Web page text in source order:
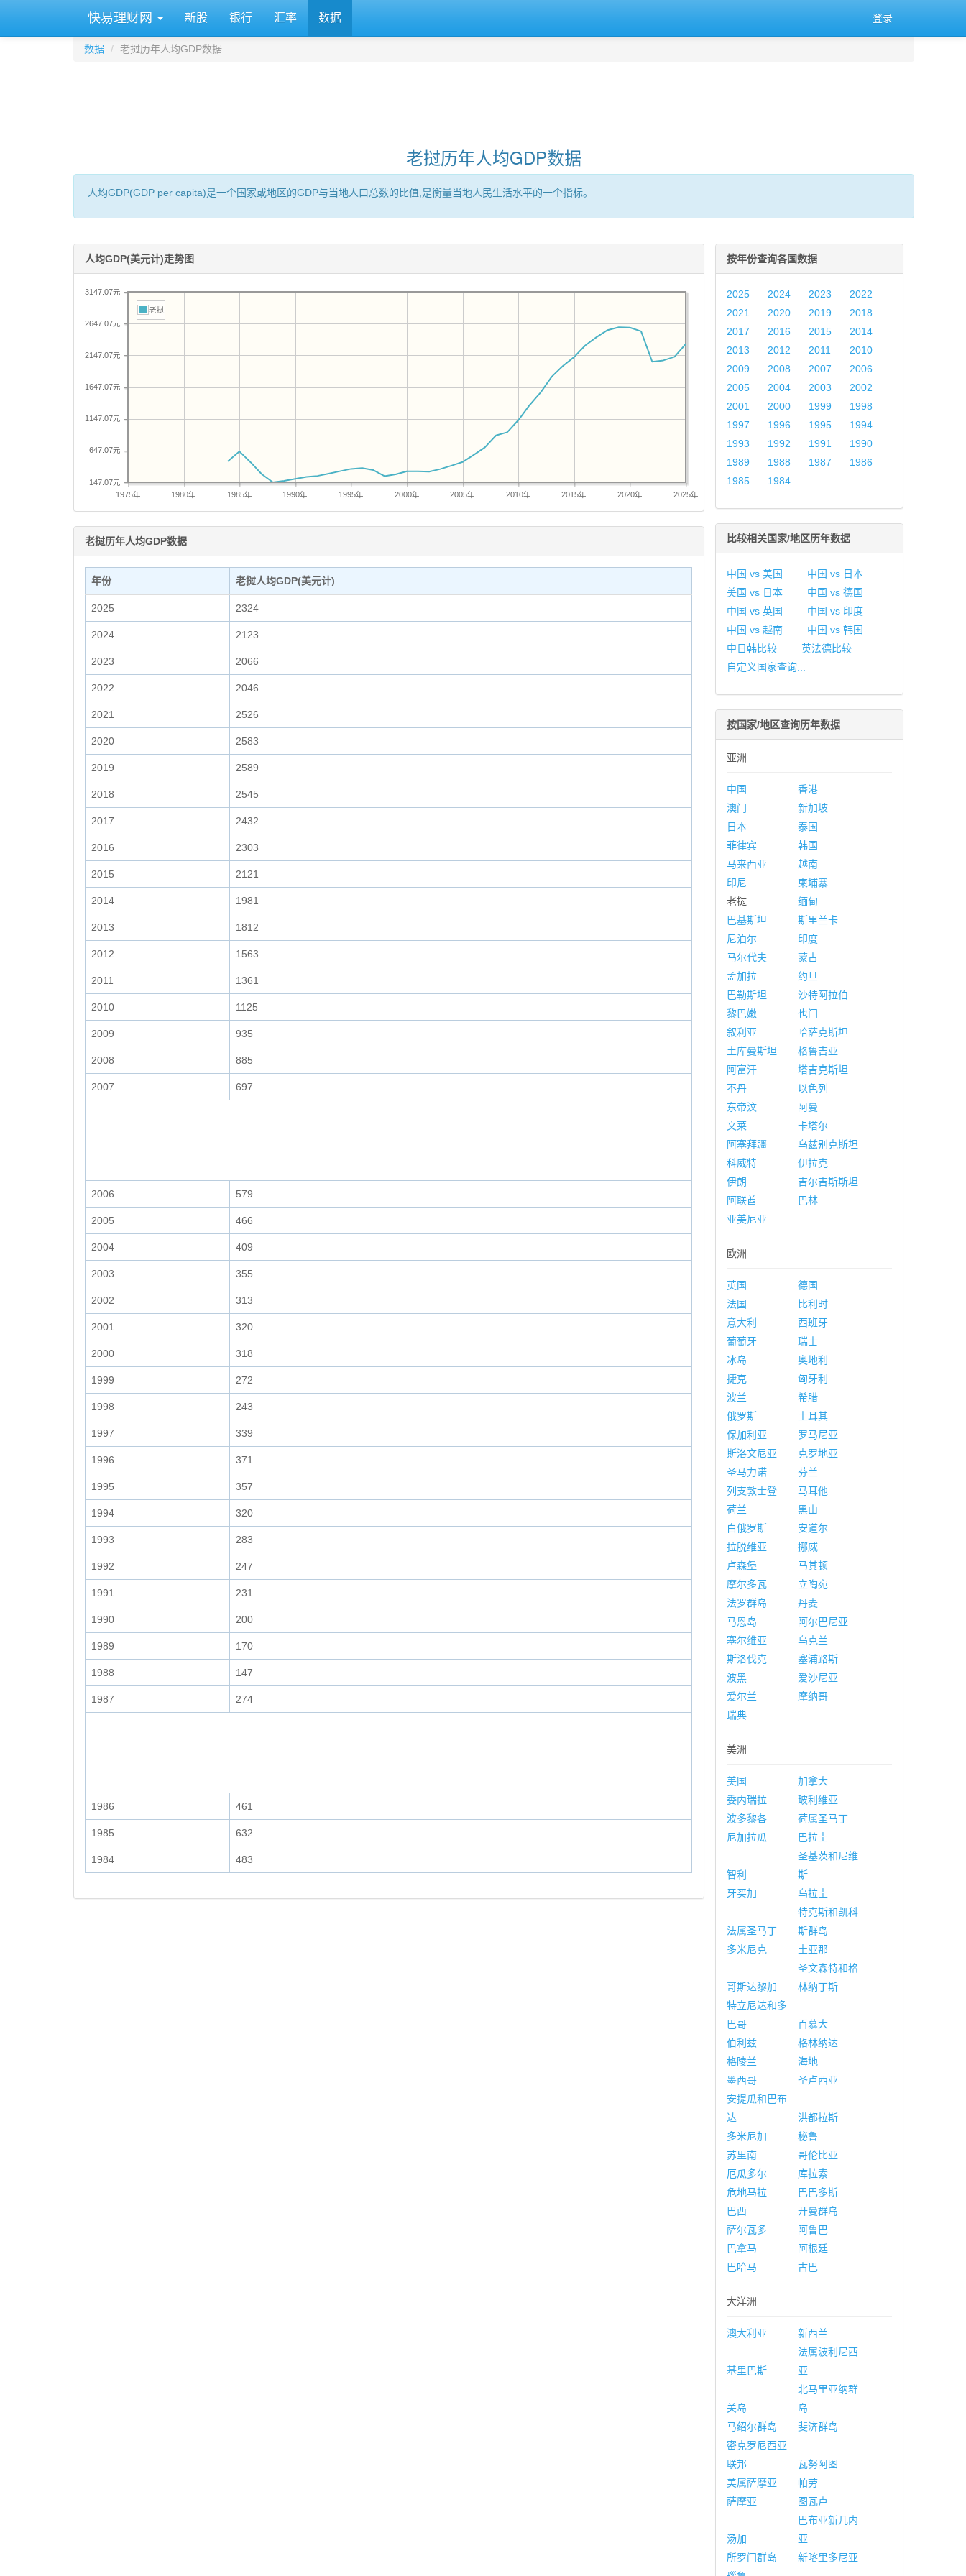
快易理财网 新股 银行 汇率 数据 登录
数据 老挝历年人均GDP数据
老挝历年人均GDP数据
人均GDP(GDP per capita)是一个国家或地区的GDP与当地人口总数的比值,是衡量当地人民生活水平的一个指标。
人均GDP(美元计)走势图
1975年 1980年 1985年 1990年 1995年 2000年 2005年 2010年 2015年 2020年 2025年
147.07元
647.07元
1147.07元
1647.07元
2147.07元
2647.07元
3147.07元
老挝
老挝历年人均GDP数据
年份 老挝人均GDP(美元计)
2025 2324
2024 2123
2023 2066
2022 2046
2021 2526
2020 2583
2019 2589
2018 2545
2017 2432
2016 2303
2015 2121
2014 1981
2013 1812
2012 1563
2011 1361
2010 1125
2009 935
2008 885
2007 697
2006 579
2005 466
2004 409
2003 355
2002 313
2001 320
2000 318
1999 272
1998 243
1997 339
1996 371
1995 357
1994 320
1993 283
1992 247
1991 231
1990 200
1989 170
1988 147
1987 274
1986 461
1985 632
1984 483
按年份查询各国数据
2025 2024 2023
2022
2021
2020 2019
2018
2017
2016 2015
2014
2013
2012 2011
2010
2009
2008 2007
2006
2005
2004 2003
2002
2001
2000 1999
1998
1997
1996 1995
1994
1993
1992 1991
1990
1989
1988 1987
1986
1985
1984
比较相关国家/地区历年数据
中国 vs 美国
中国 vs 日本
美国 vs 日本
中国 vs 德国
中国 vs 英国
中国 vs 印度
中国 vs 越南
中国 vs 韩国
中日韩比较
英法德比较
自定义国家查询...
按国家/地区查询历年数据
亚洲
中国
香港
澳门
新加坡
日本
泰国
菲律宾
韩国
马来西亚
越南
印尼
柬埔寨
老挝
缅甸
巴基斯坦
斯里兰卡
尼泊尔
印度
马尔代夫
蒙古
孟加拉
约旦
巴勒斯坦
沙特阿拉伯
黎巴嫩
也门
叙利亚
哈萨克斯坦
土库曼斯坦
格鲁吉亚
阿富汗
塔吉克斯坦
不丹
以色列
东帝汶
阿曼
文莱
卡塔尔
阿塞拜疆
乌兹别克斯坦
科威特
伊拉克
伊朗
吉尔吉斯斯坦
阿联酋
巴林
亚美尼亚
欧洲
英国
德国
法国
比利时
意大利
西班牙
葡萄牙
瑞士
冰岛
奥地利
捷克
匈牙利
波兰
希腊
俄罗斯
土耳其
保加利亚
罗马尼亚
斯洛文尼亚
克罗地亚
圣马力诺
芬兰
列支敦士登
马耳他
荷兰
黑山
白俄罗斯
安道尔
拉脱维亚
挪威
卢森堡
马其顿
摩尔多瓦
立陶宛
法罗群岛
丹麦
马恩岛
阿尔巴尼亚
塞尔维亚
乌克兰
斯洛伐克
塞浦路斯
波黑
爱沙尼亚
爱尔兰
摩纳哥
瑞典
美洲
美国
加拿大
委内瑞拉
玻利维亚
波多黎各
荷属圣马丁
尼加拉瓜
巴拉圭
智利
圣基茨和尼维
斯
牙买加
乌拉圭
法属圣马丁
特克斯和凯科
斯群岛
多米尼克
圭亚那
哥斯达黎加
圣文森特和格
林纳丁斯
特立尼达和多
巴哥
百慕大
伯利兹
格林纳达
格陵兰
海地
墨西哥
圣卢西亚
安提瓜和巴布
达
洪都拉斯
多米尼加
秘鲁
苏里南
哥伦比亚
厄瓜多尔
库拉索
危地马拉
巴巴多斯
巴西
开曼群岛
萨尔瓦多
阿鲁巴
巴拿马
阿根廷
巴哈马
古巴
大洋洲
澳大利亚 新西兰
基里巴斯
法属波利尼西
亚
关岛
北马里亚纳群
岛
马绍尔群岛
斐济群岛
密克罗尼西亚
联邦
瓦努阿图
美属萨摩亚
帕劳
萨摩亚
图瓦卢
汤加
巴布亚新几内
亚
所罗门群岛
新喀里多尼亚